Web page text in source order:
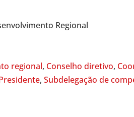
Regional
regional, Conselho diretivo,
,Subdelegação de